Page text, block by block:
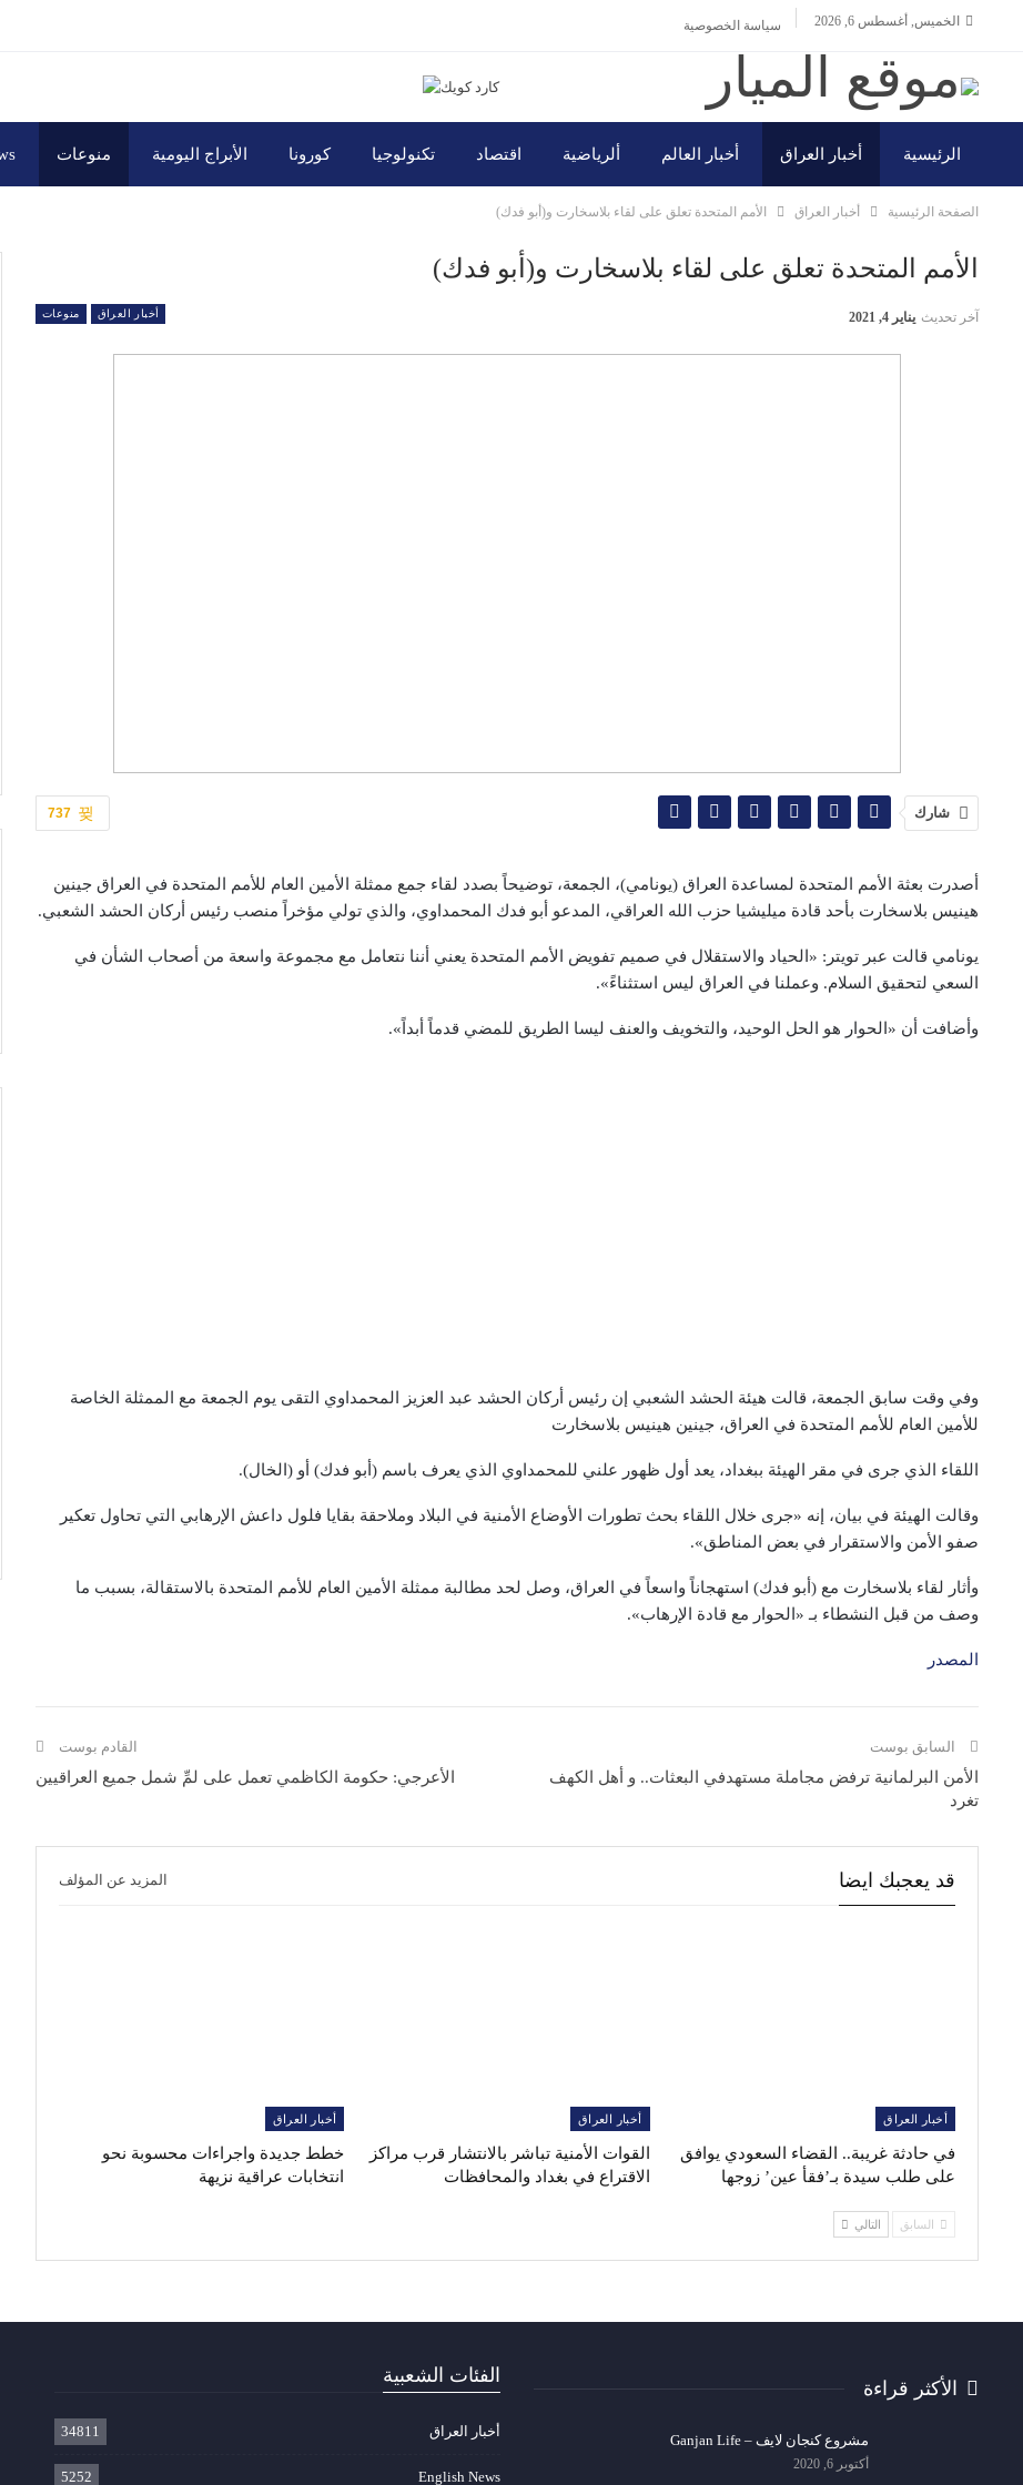
الخميس, أغسطس 6, 2026 سياسة الخصوصية
الرئيسية أخبار العراق أخبار العالم ألرياضية اقتصاد تكنولوجيا كورونا الأبراج اليومية منوعات
الصفحة الرئيسية أخبار العراق الأمم المتحدة تعلق على لقاء بلاسخارت و(أبو فدك)
الأمم المتحدة تعلق على لقاء بلاسخارت و(أبو فدك)
أخبار العراق منوعات آخر تحديث يناير 4, 2021
737 شارك
أصدرت بعثة الأمم المتحدة لمساعدة العراق (يونامي)، الجمعة، توضيحاً بصدد لقاء جمع ممثلة الأمين العام للأمم المتحدة في العراق جينين
هينيس بلاسخارت بأحد قادة ميليشيا حزب الله العراقي، المدعو أبو فدك المحمداوي، والذي تولي مؤخراً منصب رئيس أركان الحشد الشعبي.
يونامي قالت عبر تويتر: «الحياد والاستقلال في صميم تفويض الأمم المتحدة يعني أننا نتعامل مع مجموعة واسعة من أصحاب الشأن في
السعي لتحقيق السلام. وعملنا في العراق ليس استثناءً».
وأضافت أن «الحوار هو الحل الوحيد، والتخويف والعنف ليسا الطريق للمضي قدماً أبداً».
وفي وقت سابق الجمعة، قالت هيئة الحشد الشعبي إن رئيس أركان الحشد عبد العزيز المحمداوي التقى يوم الجمعة مع الممثلة الخاصة
للأمين العام للأمم المتحدة في العراق، جينين هينيس بلاسخارت
اللقاء الذي جرى في مقر الهيئة ببغداد، يعد أول ظهور علني للمحمداوي الذي يعرف باسم (أبو فدك) أو (الخال).
وقالت الهيئة في بيان، إنه «جرى خلال اللقاء بحث تطورات الأوضاع الأمنية في البلاد وملاحقة بقايا فلول داعش الإرهابي التي تحاول تعكير
صفو الأمن والاستقرار في بعض المناطق».
وأثار لقاء بلاسخارت مع (أبو فدك) استهجاناً واسعاً في العراق، وصل لحد مطالبة ممثلة الأمين العام للأمم المتحدة بالاستقالة، بسبب ما
وصف من قبل النشطاء بـ «الحوار مع قادة الإرهاب».
المصدر
السابق بوست
الأمن البرلمانية ترفض مجاملة مستهدفي البعثات.. و أهل الكهف
تغرد
القادم بوست
الأعرجي: حكومة الكاظمي تعمل على لمِّ شمل جميع العراقيين
قد يعجبك ايضا المزيد عن المؤلف
أخبار العراق
في حادثة غريبة.. القضاء السعودي يوافق
على طلب سيدة بـ’فقأ عين’ زوجها
أخبار العراق
القوات الأمنية تباشر بالانتشار قرب مراكز
الاقتراع في بغداد والمحافظات
أخبار العراق
خطط جديدة واجراءات محسوبة نحو
انتخابات عراقية نزيهة
السابق التالي
الأكثر قراءة
مشروع كنجان لايف – Ganjan Life
أكتوبر 6, 2020
الفئات الشعبية
أخبار العراق 34811
English News
5252